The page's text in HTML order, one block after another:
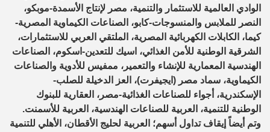
الوادي العالمية للاستثمار والتنمية، مصر لإنتاج الأسمدة-موبكو،
النصر للملابس والمنسوجات-كابو، الصناعات الكيماوية المصرية-
كيما، الكابلات الكهربائية المصرية، الملتقي العربي للاستثمارات،
الشرقية الوطنية للأمن الغذائي، اسيك للتعدين-اسكوم، الصناعات
الهندسية المعمارية للإنشاء والتعمير، ممفيس للأدوية والصناعات
الكيماوية، سماد مصر (ايجيفرت)، العز الدخيلة للصلب-
الإسكندرية، أجواء للصناعات الغذائية-مصر، العقارية للبنوك
الوطنية للتنمية، العربية للصناعات الهندسية، العربية للأسمنت.
وتم أيضاً إيقاف تداول أسهم؛ العربية لحليج الأقطان، الأهلي للتنمية